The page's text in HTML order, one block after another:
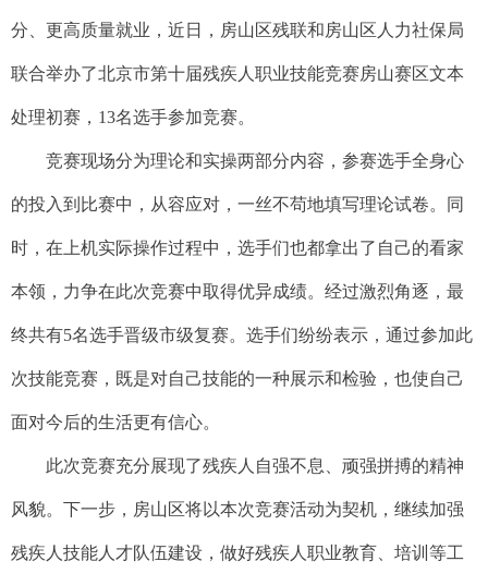
分、更高质量就业，近日，房山区残联和房山区人力社保局
联合举办了北京市第十届残疾人职业技能竞赛房山赛区文本
处理初赛，13名选手参加竞赛。
竞赛现场分为理论和实操两部分内容，参赛选手全身心
的投入到比赛中，从容应对，一丝不苟地填写理论试卷。同
时，在上机实际操作过程中，选手们也都拿出了自己的看家
本领，力争在此次竞赛中取得优异成绩。经过激烈角逐，最
终共有5名选手晋级市级复赛。选手们纷纷表示，通过参加此
次技能竞赛，既是对自己技能的一种展示和检验，也使自己
面对今后的生活更有信心。
此次竞赛充分展现了残疾人自强不息、顽强拼搏的精神
风貌。下一步，房山区将以本次竞赛活动为契机，继续加强
残疾人技能人才队伍建设，做好残疾人职业教育、培训等工